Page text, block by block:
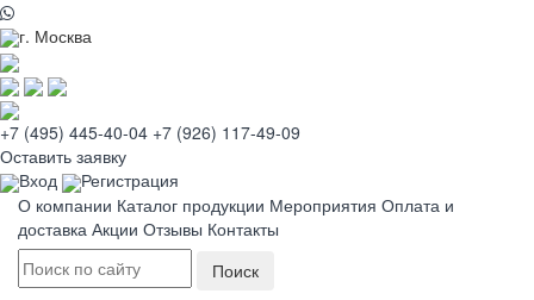
г. Москва
+7 (495) 445-40-04 +7 (926) 117-49-09
Оставить заявку
Вход
Регистрация
О компании Каталог продукции Мероприятия Оплата и
доставка Акции Отзывы Контакты